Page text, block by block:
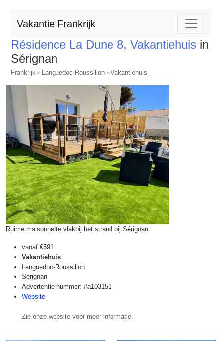
Vakantie Frankrijk
Résidence La Dune 8, Vakantiehuis in
Sérignan
Frankrijk › Languedoc-Roussillon › Vakantiehuis
Ruime maisonnette vlakbij het strand bij Sérignan
vanaf €591
Vakantiehuis
Languedoc-Roussillon
Sérignan
Advertentie nummer: #a103151
Website
Zie onze website voor meer informatie.